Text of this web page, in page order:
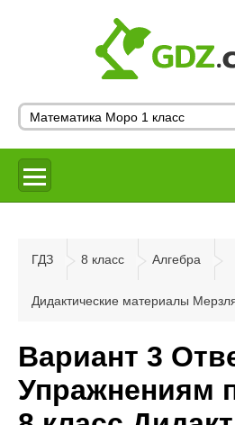
ГДЗ 8 класс Алгебра
Дидактические материалы
Вариант 3
Упражнениям